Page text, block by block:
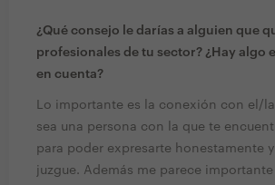
¿Qué consejo le darías a alguien que
profesionales de tu sector? ¿Hay algo
en cuenta?
Lo importante es la conexión con el/
sea una persona con la que te
para poder expresarte honestamente
juzgue. Además me parece importante